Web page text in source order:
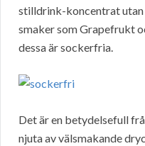
stilldrink-koncentrat utan
smaker som Grapefrukt
dessa är sockerfria.
Det är en betydelsefull
njuta av välsmakande